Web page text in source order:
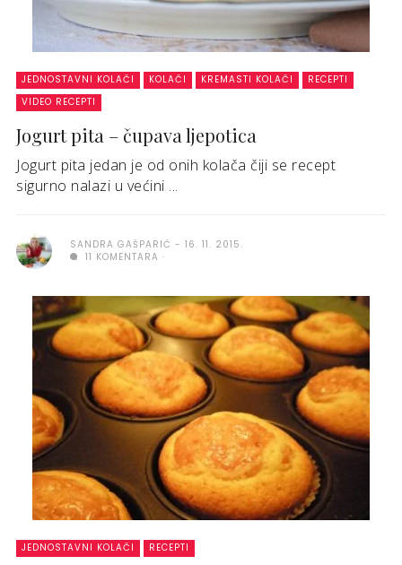
JEDNOSTAVNI KOLAČI KOLAČI KREMASTI KOLAČI
RECEPTI
VIDEO RECEPTI
Jogurt pita – čupava ljepotica
Jogurt pita jedan je od onih kolača čiji se recept
sigurno nalazi u većini ...
SANDRA GAŠPARIĆ
16. 11. 2015.
11 KOMENTARA
JEDNOSTAVNI KOLAČI RECEPTI